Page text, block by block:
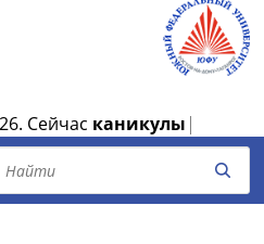
Сейчас каникулы |